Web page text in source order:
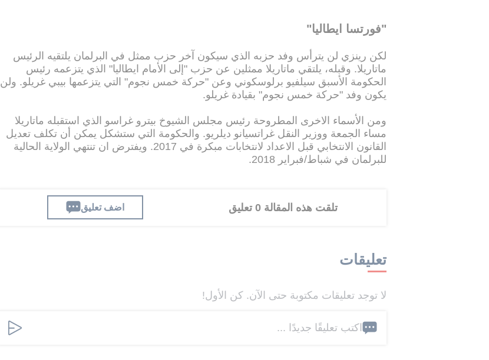
"فورتسا ايطاليا"
لكن رينزي لن يترأس وفد حزبه الذي سيكون آخر حزب ممثل في البرلمان يلتقيه الرئيس
ماتاريلا. وقبله، يلتقي ماتاريلا ممثلين عن حزب "إلى الأمام ايطاليا" الذي يتزعمه رئيس
الحكومة الأسبق سيلفيو برلوسكوني وعن "حركة خمس نجوم" التي يتزعمها بيبي غريلو. ولن
يكون وفد "حركة خمس نجوم" بقيادة غريلو.
ومن الأسماء الاخرى المطروحة رئيس مجلس الشيوخ بيترو غراسو الذي استقبله ماتاريلا
مساء الجمعة ووزير النقل غراتسيانو ديلريو. والحكومة التي ستشكل يمكن أن تكلف تعديل
القانون الانتخابي قبل الاعداد لانتخابات مبكرة في 2017. ويفترض ان تنتهي الولاية الحالية
للبرلمان في شباط/فبراير 2018.
تلقت هذه المقالة 0 تعليق اضف تعليق
تعليقات
لا توجد تعليقات مكتوبة حتى الآن. كن الأول!
اكتب تعليقًا جديدًا ...